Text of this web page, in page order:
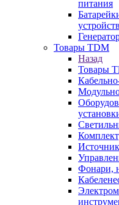
питания
Товары TDM
Назад
Товары
Фонари,